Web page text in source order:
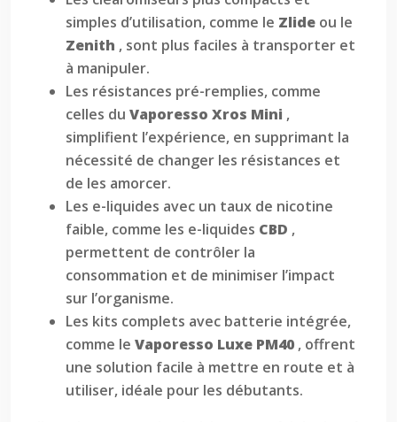
simples d’utilisation, comme le Zlide ou le
Zenith , sont plus faciles à transporter et
à manipuler.
Les résistances pré-remplies, comme
celles du Vaporesso Xros Mini ,
simplifient l’expérience, en supprimant la
nécessité de changer les résistances et
de les amorcer.
Les e-liquides avec un taux de nicotine
faible, comme les e-liquides CBD ,
permettent de contrôler la
consommation et de minimiser l’impact
sur l’organisme.
Les kits complets avec batterie intégrée,
comme le Vaporesso Luxe PM40 , offrent
une solution facile à mettre en route et à
utiliser, idéale pour les débutants.